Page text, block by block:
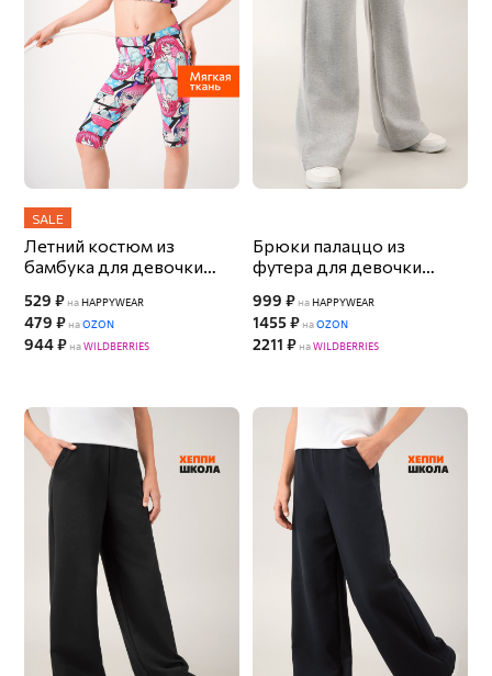
SALE
Летний костюм из
бамбука для девочки
529 ₽ на HAPPYWEAR
479 ₽ наOZON
944 ₽ наWILDBERRIES
Брюки палаццо из
футера для девочки
999 ₽ на HAPPYWEAR
1455 ₽ наOZON
2211 ₽ наWILDBERRIES